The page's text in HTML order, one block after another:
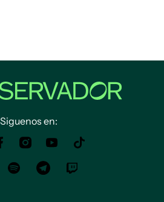
Siguenos en: